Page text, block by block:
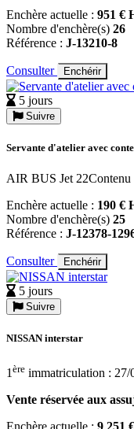
Enchère actuelle : 951 €
Nombre d'enchère(s) 26
Référence : J-13210-8
Consulter Enchérir
5 jours
Suivre
Servante d'atelier avec
AIR BUS Jet 22Contenu
Enchère actuelle : 190 €
Nombre d'enchère(s) 25
Référence : J-12378-
Consulter Enchérir
5 jours
Suivre
NISSAN interstar
1 ère immatriculation : 27/
Vente réservée aux
Enchère actuelle : 9 251